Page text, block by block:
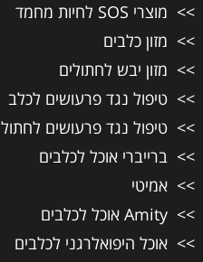
מוצרי SOS לחיות מחמד
מזון כלבים
מזון יבש לחתולים
טיפול נגד פרעושים לכלב
טיפול נגד פרעושים לחתול
ברייברי אוכל לכלבים
אמיטי
Amity אוכל לכלבים
אוכל היפואלרגני לכלבים